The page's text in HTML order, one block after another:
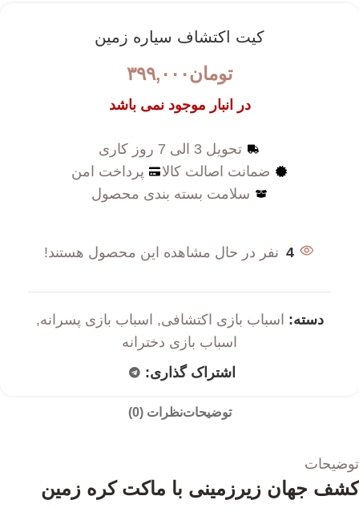
کیت اکتشاف سیاره زمین
تومان۳۹۹,۰۰۰
در انبار موجود نمی باشد
تحویل 3 الی 7 روز کاری
ضمانت اصالت کالا
پرداخت امن
سلامت بسته بندی محصول
4 نفر در حال مشاهده این محصول هستند!
دسته: اسباب بازی اکتشافی, اسباب بازی پسرانه,
اسباب بازی دخترانه
اشتراک گذاری:
توضیحاتنظرات (0)
توضیحات
کشف جهان زیرزمینی با ماکت کره زمین